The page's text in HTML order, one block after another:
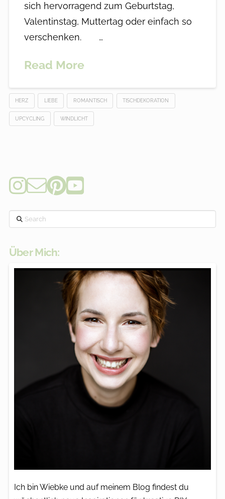
sich hervorragend zum Geburtstag,
Valentinstag, Muttertag oder einfach so
verschenken. …
Read More
HERZ LIEBE ROMANTISCH TISCHDEKORATION
UPCYCLING WINDLICHT
Search
Über Mich:
Ich bin Wiebke und auf meinem Blog findest du